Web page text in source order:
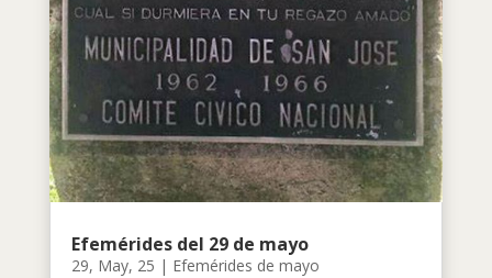
Efemérides del 29 de mayo
29, May, 25 | Efemérides de mayo